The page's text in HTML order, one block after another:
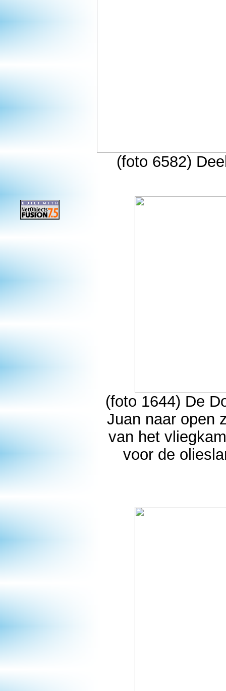
(foto 6582)
(foto 1644) De
Juan naar open
van het
voor de